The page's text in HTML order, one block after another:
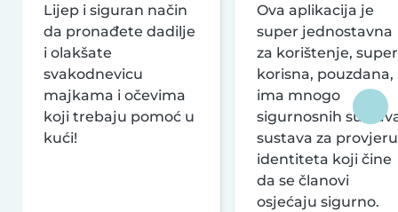
Lijep i siguran način
da pronađete dadilje
i olakšate
svakodnevicu
majkama i očevima
koji trebaju pomoć u
kući!
Ova aplikacija je
super jednostavna
za korištenje, super
korisna, pouzdana,
ima mnogo
sigurnosnih
sustava za provjeru
identiteta koji čine
da se članovi
osjećaju sigurno.